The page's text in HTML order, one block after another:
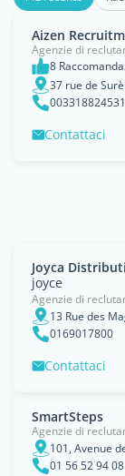
Aizen
Agenzie di
8
37 rue de
Contattaci
Joyca
joyce
Agenzie di
13 Rue des
0169017800
Contattaci
SmartSteps
Agenzie di
101, Avenue
01 56 52 94 08